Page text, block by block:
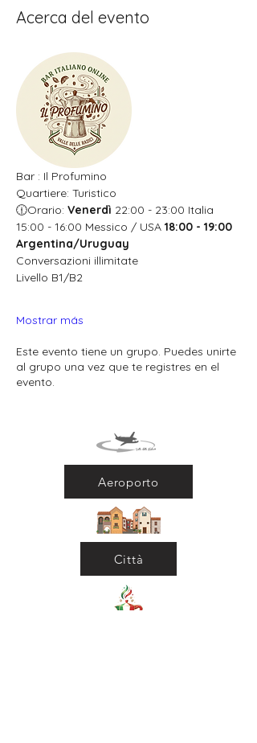
Acerca del evento
Bar : Il Profumino
Quartiere: Turistico
🕧Orario: Venerdì 22:00 - 23:00 Italia
15:00 - 16:00 Messico / USA 18:00 - 19:00
Argentina/Uruguay
Conversazioni illimitate
Livello B1/B2
Mostrar más
Este evento tiene un grupo. Puedes unirte
al grupo una vez que te registres en el
evento.
Aeroporto
Città